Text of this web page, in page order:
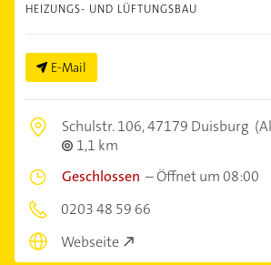
HEIZUNGS- UND LÜFTUNGSBAU
E-Mail
Schulstr. 106,47179 Duisburg
1,1 km
Geschlossen –Öffnet um 08:00
0203 48 59 66
Webseite